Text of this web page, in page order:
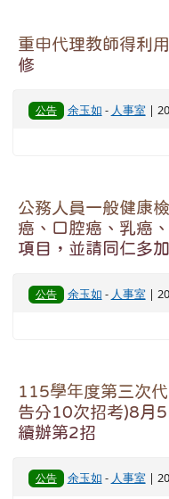
重申代理教師得利
修
公告 余玉如 - 人事室 |
公務人員一般健康
癌、口腔癌、乳癌
項目，並請同仁多
公告 余玉如 - 人事室 |
115學年度第三次
告分10次招考)8月
續辦第2招
公告 余玉如 - 人事室 |